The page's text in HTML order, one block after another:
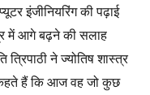
इंजीनियरिंग की पढ़ाई
में आगे बढ़ने की सलाह
ने ज्योतिष शास्त्र
हैं कि आज वह जो कुछ